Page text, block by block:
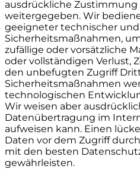
ausdrückliche
weitergegeben. Wir
geeigneter technischer
Sicherheitsmaßnahmen,
zufällige oder vorsätzliche
oder vollständigen Verlust,
den unbefugten Zugriff
Sicherheitsmaßnahmen
technologischen
Wir weisen aber
Datenübertragung im
aufweisen kann. Einen
Daten vor dem Zugriff
mit den besten
gewährleisten.